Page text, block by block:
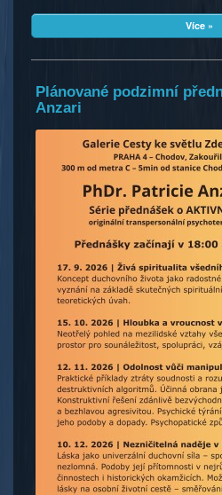
Více »
Plánované podzimní
Anzari